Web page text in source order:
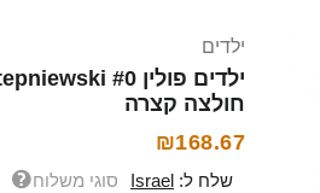
ילדים
חולצה קצרה
₪168.67
שלח ל: Israel סוגי משלוח